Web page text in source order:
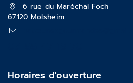
6 rue du Maréchal Foch
67120 Molsheim
Horaires d'ouverture